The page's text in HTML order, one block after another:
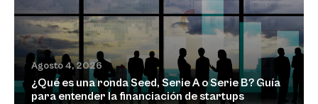
Agosto 4, 2026
¿Qué es una ronda Seed, Serie A o Serie B? Guía
para entender la financiación de startups